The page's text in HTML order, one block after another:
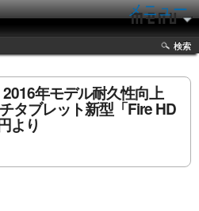
メニュー
検索
年モデル耐久性向上
タブレット新型「Fire HD
より